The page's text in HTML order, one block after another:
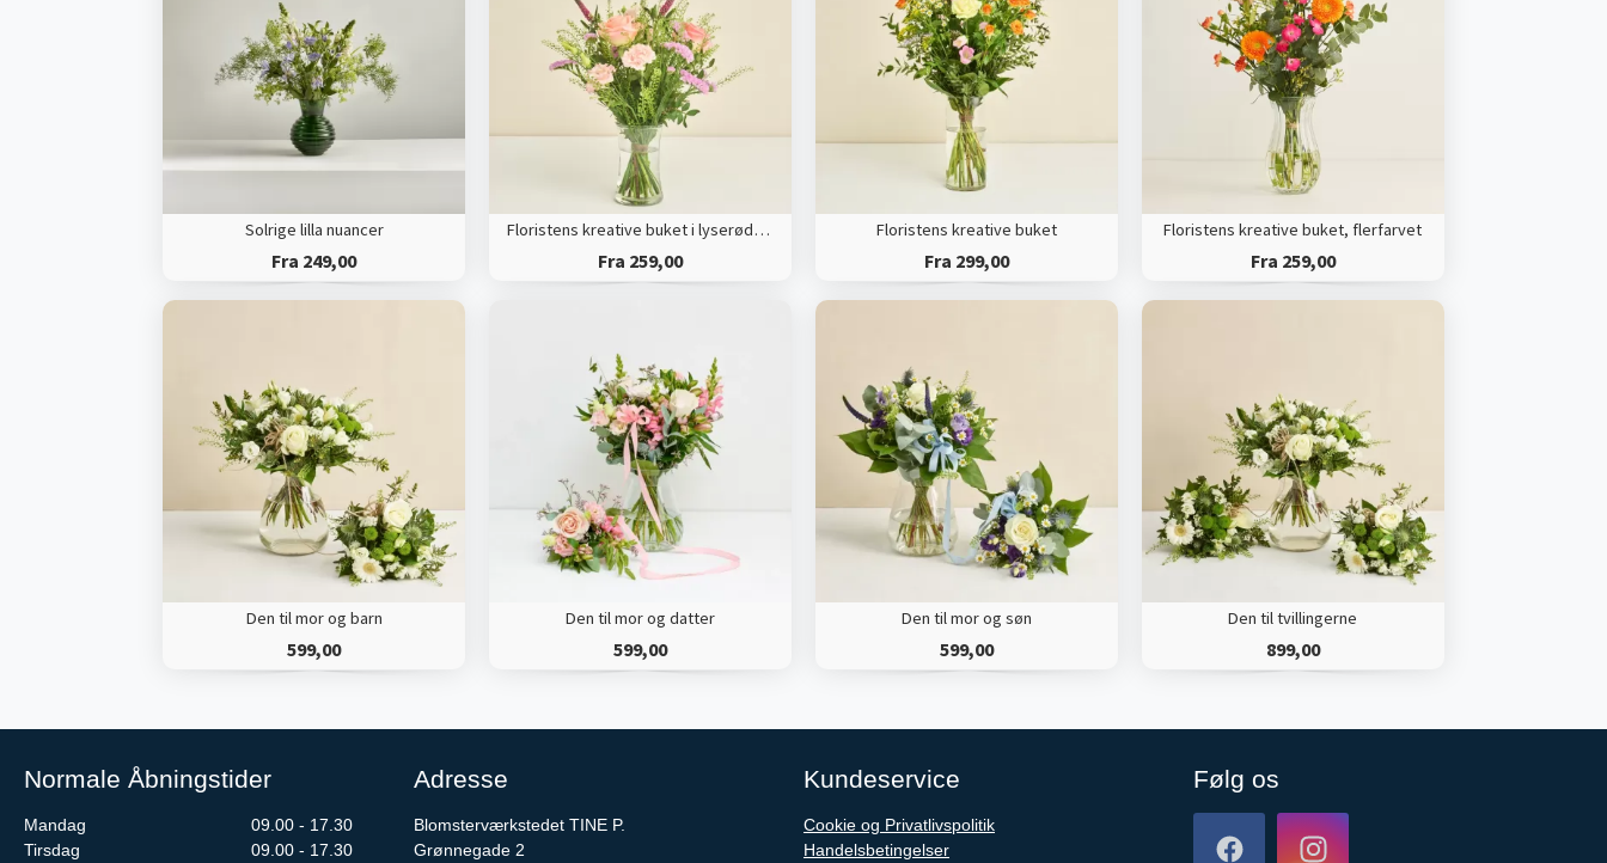
Solrige lilla nuancer
Fra 249,00
Floristens kreative buket i lyserøde nuancer
Fra 259,00
Floristens kreative buket
Fra 299,00
Floristens kreative buket, flerfarvet
Fra 259,00
Den til mor og barn
599,00
Den til mor og datter
599,00
Den til mor og søn
599,00
Den til tvillingerne
899,00
Normale Åbningstider
Mandag
09.00 - 17.30
Tirsdag
09.00 - 17.30
Adresse
Blomsterværkstedet TINE P.
Grønnegade 2
Kundeservice
Cookie og Privatlivspolitik
Handelsbetingelser
Følg os